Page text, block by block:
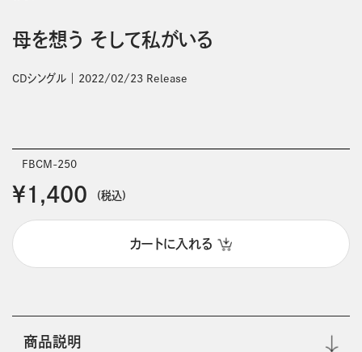
母を想う そして私がいる
CDシングル 2022/02/23 Release
FBCM-250
￥1,400 (税込)
カートに入れる
商品説明